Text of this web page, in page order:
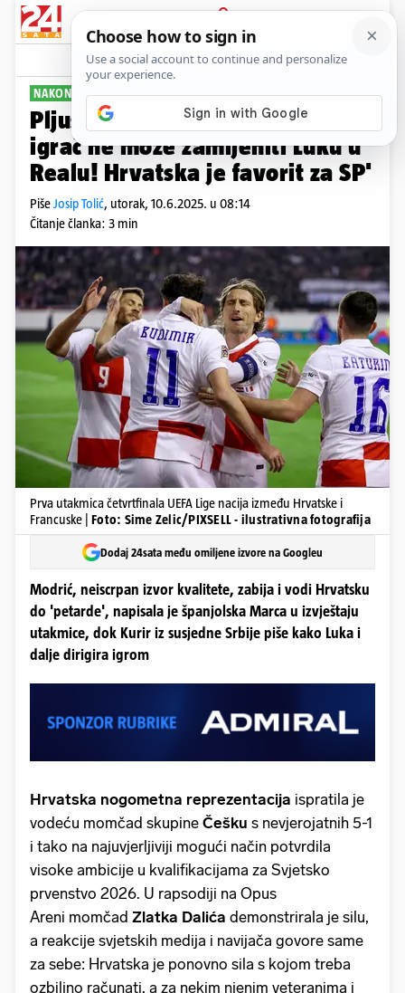
PRIJAVA
Sport Komentari
NAKON DEMOLIRANJA ČEŠKE
Pljušte reakcije na trijumf: 'Taj
igrač ne može zamijeniti Luku u
Realu! Hrvatska je favorit za SP'
PišeJosip Tolić, utorak, 10.6.2025. u 08:14
Čitanje članka: 3 min
Prva utakmica četvrtfinala UEFA Lige nacija između Hrvatske i
Francuske | Foto: Sime Zelic/PIXSELL - ilustrativna fotografija
Dodaj 24sata među omiljene izvore na Googleu
Modrić, neiscrpan izvor kvalitete, zabija i vodi Hrvatsku
do 'petarde', napisala je španjolska Marca u izvještaju
utakmice, dok Kurir iz susjedne Srbije piše kako Luka i
dalje dirigira igrom
Hrvatska nogometna reprezentacija ispratila je
vodeću momčad skupine Češku s nevjerojatnih 5-1
i tako na najuvjerljiviji mogući način potvrdila
visoke ambicije u kvalifikacijama za Svjetsko
prvenstvo 2026. U rapsodiji na Opus
Areni momčad Zlatka Dalića demonstrirala je silu,
a reakcije svjetskih medija i navijača govore same
za sebe: Hrvatska je ponovno sila s kojom treba
ozbiljno računati, a za nekim njenim veteranima i